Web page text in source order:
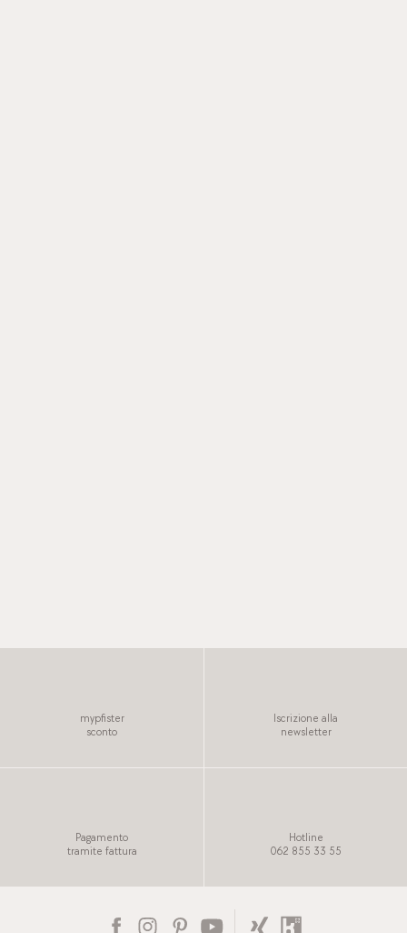
mypfister
sconto
Iscrizione alla
newsletter
Pagamento
tramite fattura
Hotline
062 855 33 55